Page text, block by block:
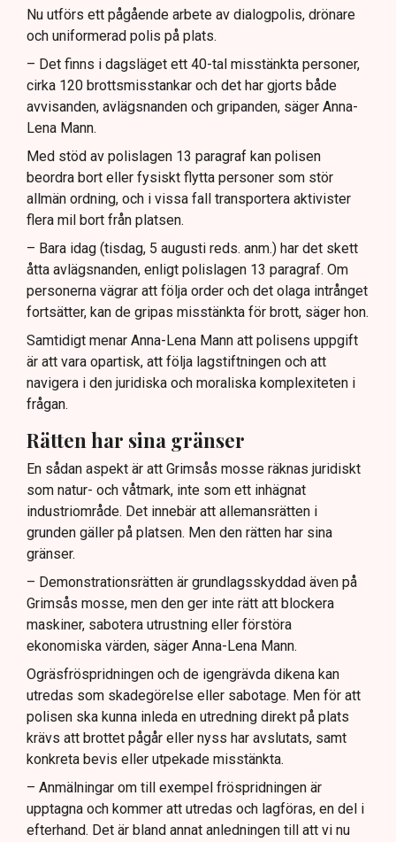
Nu utförs ett pågående arbete av dialogpolis, drönare
och uniformerad polis på plats.
– Det finns i dagsläget ett 40-tal misstänkta personer,
cirka 120 brottsmisstankar och det har gjorts både
avvisanden, avlägsnanden och gripanden, säger Anna-
Lena Mann.
Med stöd av polislagen 13 paragraf kan polisen
beordra bort eller fysiskt flytta personer som stör
allmän ordning, och i vissa fall transportera aktivister
flera mil bort från platsen.
– Bara idag (tisdag, 5 augusti reds. anm.) har det skett
åtta avlägsnanden, enligt polislagen 13 paragraf. Om
personerna vägrar att följa order och det olaga intrånget
fortsätter, kan de gripas misstänkta för brott, säger hon.
Samtidigt menar Anna-Lena Mann att polisens uppgift
är att vara opartisk, att följa lagstiftningen och att
navigera i den juridiska och moraliska komplexiteten i
frågan.
Rätten har sina gränser
En sådan aspekt är att Grimsås mosse räknas juridiskt
som natur- och våtmark, inte som ett inhägnat
industriområde. Det innebär att allemansrätten i
grunden gäller på platsen. Men den rätten har sina
gränser.
– Demonstrationsrätten är grundlagsskyddad även på
Grimsås mosse, men den ger inte rätt att blockera
maskiner, sabotera utrustning eller förstöra
ekonomiska värden, säger Anna-Lena Mann.
Ogräsfröspridningen och de igengrävda dikena kan
utredas som skadegörelse eller sabotage. Men för att
polisen ska kunna inleda en utredning direkt på plats
krävs att brottet pågår eller nyss har avslutats, samt
konkreta bevis eller utpekade misstänkta.
– Anmälningar om till exempel fröspridningen är
upptagna och kommer att utredas och lagföras, en del i
efterhand. Det är bland annat anledningen till att vi nu